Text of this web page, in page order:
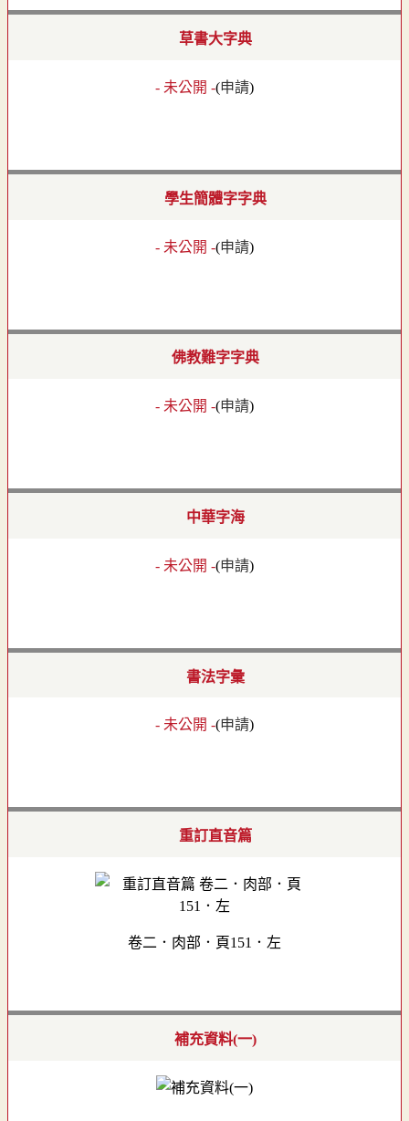
草書大字典
- 未公開 -(申請)
學生簡體字字典
- 未公開 -(申請)
佛教難字字典
- 未公開 -(申請)
中華字海
- 未公開 -(申請)
書法字彙
- 未公開 -(申請)
重訂直音篇
卷二．肉部．頁151．左
補充資料(一)